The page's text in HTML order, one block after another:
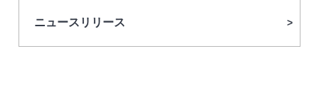
ニュースリリース